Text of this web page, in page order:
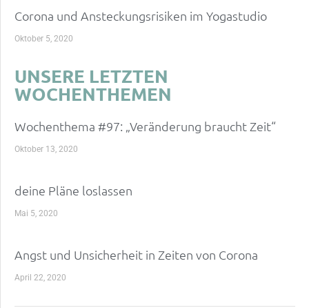
Corona und Ansteckungsrisiken im Yogastudio
Oktober 5, 2020
UNSERE LETZTEN
WOCHENTHEMEN
Wochenthema #97: „Veränderung braucht Zeit“
Oktober 13, 2020
deine Pläne loslassen
Mai 5, 2020
Angst und Unsicherheit in Zeiten von Corona
April 22, 2020